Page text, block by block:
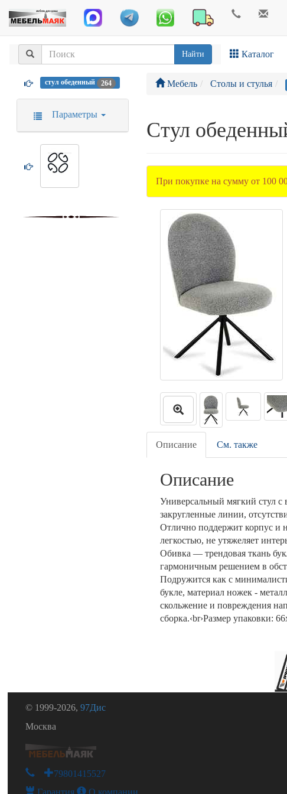
Найти Каталог
Мебель Столы и стулья
Стул
При покупке на сумму от 100
Описание См. также
Описание
Универсальный мягкий стул
закругленные линии,
Отлично поддержит корпус и
легкостью, не утяжеляет
Обивка — трендовая ткань
гармоничным решением в
Подружится как с
букле, материал ножек -
скольжение и повреждения
сборка.‹br›Размер упаковки:
стул обеденный 264
Параметры
© 1999-2026,97Дис
Москва
+79801415527
Гарантия О компании